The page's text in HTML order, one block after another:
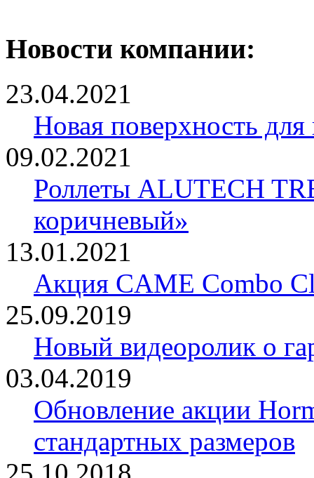
Новости компании:
23.04.2021
Новая поверхность
09.02.2021
Роллеты ALUTECH
коричневый»
13.01.2021
Акция CAME Combo
25.09.2019
Новый видеоролик о
03.04.2019
Обновление акции
стандартных размеров